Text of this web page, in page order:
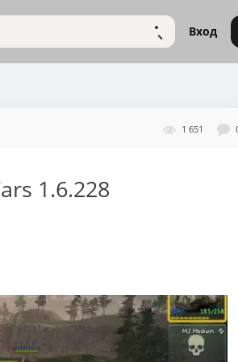
НАЙТИВход
1 651
1.6.228